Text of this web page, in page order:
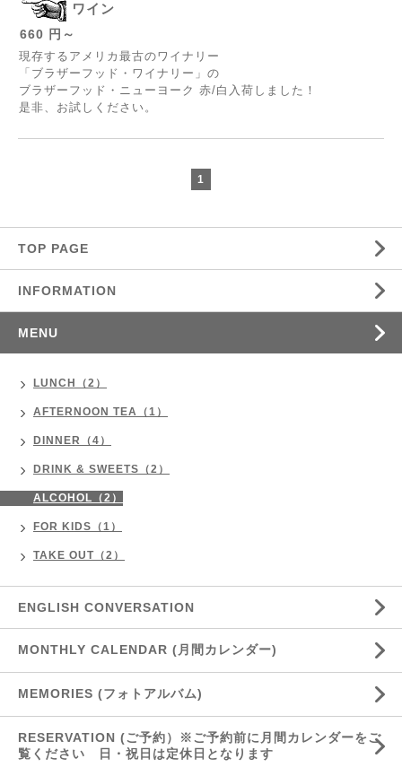
ワイン
660 円～
現存するアメリカ最古のワイナリー
「ブラザーフッド・ワイナリー」の
ブラザーフッド・ニューヨーク 赤/白入荷しました！
是非、お試しください。
1
TOP PAGE
INFORMATION
MENU
LUNCH（2）
AFTERNOON TEA（1）
DINNER（4）
DRINK & SWEETS（2）
ALCOHOL（2）
FOR KIDS（1）
TAKE OUT（2）
ENGLISH CONVERSATION
MONTHLY CALENDAR (月間カレンダー)
MEMORIES (フォトアルバム)
RESERVATION (ご予約）※ご予約前に月間カレンダーをご
覧ください 日・祝日は定休日となります